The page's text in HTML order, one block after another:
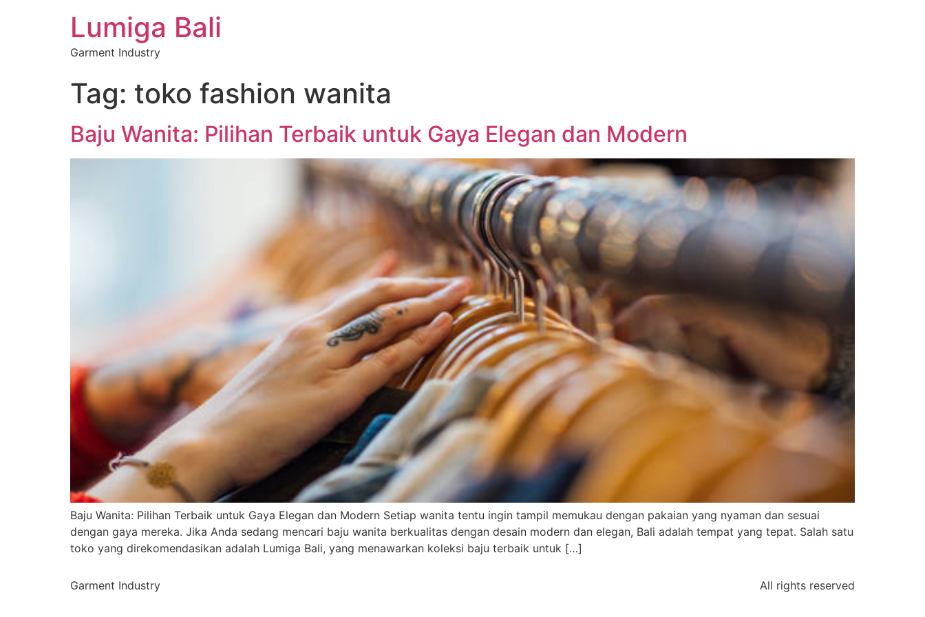
Lumiga Bali
Garment Industry
Tag: toko fashion wanita
Baju Wanita: Pilihan Terbaik untuk Gaya Elegan dan Modern
Baju Wanita: Pilihan Terbaik untuk Gaya Elegan dan Modern Setiap wanita tentu ingin tampil memukau dengan pakaian yang nyaman dan sesuai
dengan gaya mereka. Jika Anda sedang mencari baju wanita berkualitas dengan desain modern dan elegan, Bali adalah tempat yang tepat. Salah satu
toko yang direkomendasikan adalah Lumiga Bali, yang menawarkan koleksi baju terbaik untuk […]
Garment Industry All rights reserved